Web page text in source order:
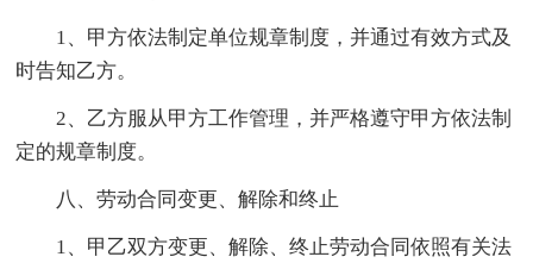
1、甲方依法制定单位规章制度，并通过有效方式及
时告知乙方。
2、乙方服从甲方工作管理，并严格遵守甲方依法制
定的规章制度。
八、劳动合同变更、解除和终止
1、甲乙双方变更、解除、终止劳动合同依照有关法